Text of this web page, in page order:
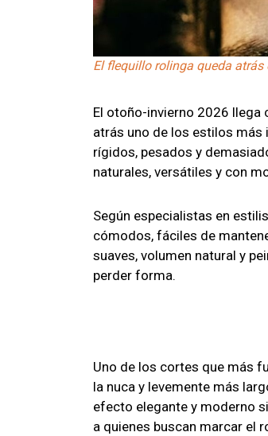
El flequillo rolinga queda
El otoño-invierno 2026 llega
atrás uno de los estilos
rígidos, pesados y
naturales, versátiles y con
Según especialistas en
cómodos, fáciles de
suaves, volumen natural y
perder forma.
Uno de los cortes que más
la nuca y levemente más
efecto elegante y moderno
a quienes buscan marcar el